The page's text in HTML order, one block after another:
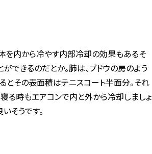
を内から冷やす内部冷却の効果もあるそ
できるのだとか。肺は、ブドウの房のよう
その表面積はテニスコート半面分。それ
る時もエアコンで内と外から冷却しましょ
そうです。